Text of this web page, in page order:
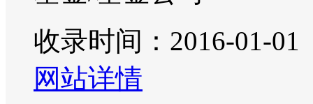
收录时间：2016-01-01
网站详情